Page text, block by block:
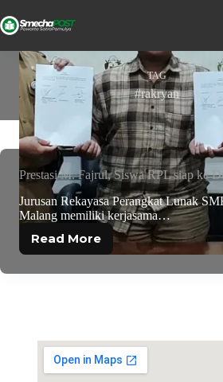
TAG
#rakryan
Prestasi M. Fajrul, Siswa RPL siap ke
Jurusan Rekayasa Perangkat Lunak
Malang memiliki kerjasama…
Read More